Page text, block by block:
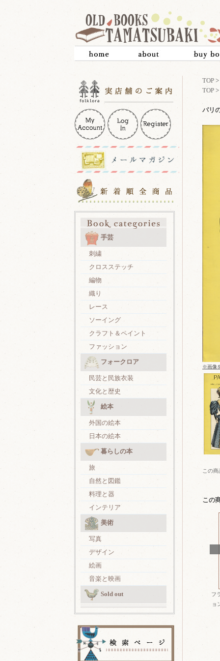
手芸
刺繍
クロスステッチ
編物
織り
レース
ソーイング
クラフト＆ペイント
ファッション
フォークロア
民芸と民族衣装
文化と歴史
絵本
外国の絵本
日本の絵本
暮らしの本
旅
自然と図鑑
料理と器
インテリア
美術
写真
デザイン
絵画
音楽と映画
Sold out
TOP >
TOP >
パリ
※画像
この
この
フ
ョ